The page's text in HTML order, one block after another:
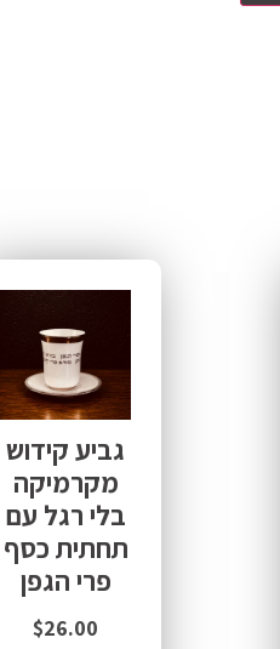
גביע קידוש
מקרמיקה
בלי רגל עם
תחתית כסף
פרי הגפן
$26.00